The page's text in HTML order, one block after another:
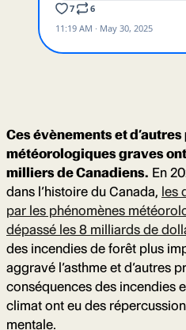
Ces évènements et
météorologiques graves
milliers de Canadiens. En
dans l’histoire du Canada, les
par les phénomènes
dépassé les 8 milliards de
des incendies de forêt plus
aggravé l’asthme et d’autres
conséquences des incendies
climat ont eu des
mentale.